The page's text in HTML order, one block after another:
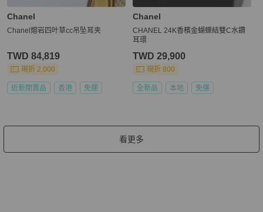
Chanel
Chanel熔岩四叶草cc吊坠耳夹
TWD 84,819
現折 2,000
近新閒置品 香港 免運
Chanel
CHANEL 24K香檳金蝴蝶結雙C水鑽
耳環
TWD 29,900
現折 800
全新品 本地 免運
看更多